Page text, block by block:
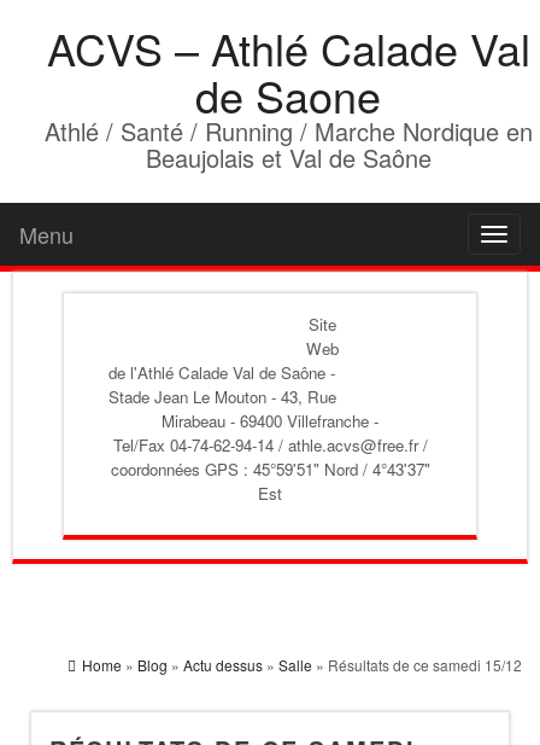
ACVS – Athlé Calade Val
de Saone
Athlé / Santé / Running / Marche Nordique en
Beaujolais et Val de Saône
Menu
Site
Web
de l'Athlé Calade Val de Saône -
Stade Jean Le Mouton - 43, Rue
Mirabeau - 69400 Villefranche -
Tel/Fax 04-74-62-94-14 / athle.acvs@free.fr /
coordonnées GPS : 45°59'51" Nord / 4°43'37"
Est
Home » Blog » Actu dessus » Salle » Résultats de ce samedi 15/12